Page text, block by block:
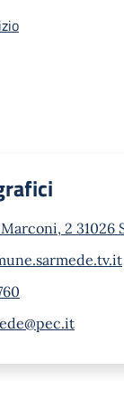
2 31026